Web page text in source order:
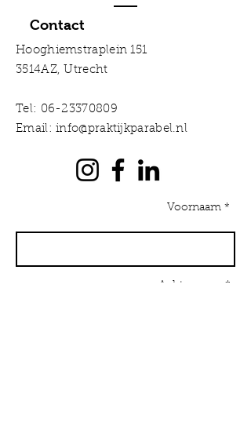
Contact
Hooghiemstraplein 151
3514AZ, Utrecht
Tel: 06-23370809
Email:info@praktijkparabel.nl
Voornaam *
Achternaam *